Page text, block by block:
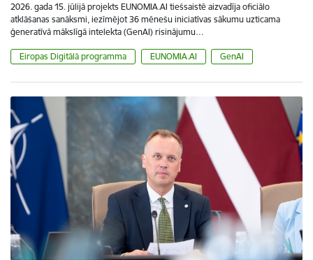
2026. gada 15. jūlijā projekts EUNOMIA.AI tiešsaistē aizvadīja oficiālo
atklāšanas sanāksmi, iezīmējot 36 mēnešu iniciatīvas sākumu uzticama
ģeneratīvā mākslīgā intelekta (GenAI) risinājumu…
Eiropas Digitālā programma EUNOMIA.AI GenAI